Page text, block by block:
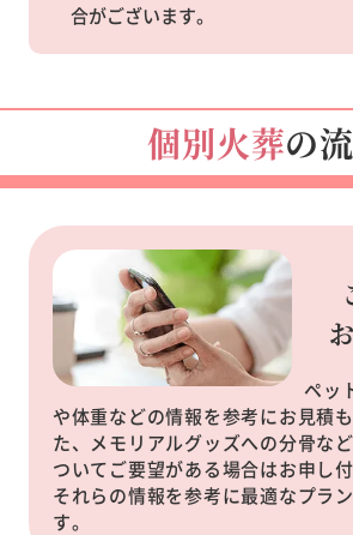
合がございます。
個別火葬の
ペッ
や体重などの情報を参考にお見積
た、メモリアルグッズへの分骨な
ついてご要望がある場合はお申し付
それらの情報を参考に最適なプラ
す。